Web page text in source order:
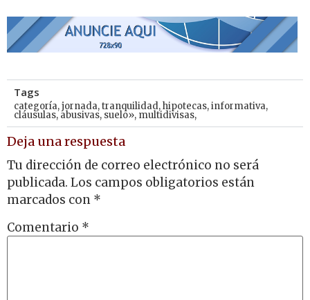
Tags
categoría,jornada,tranquilidad,hipotecas,informativa,
cláusulas,abusivas, suelo», multidivisas,
Deja una respuesta
Tu dirección de correo electrónico no será
publicada. Los campos obligatorios están
marcados con *
Comentario *